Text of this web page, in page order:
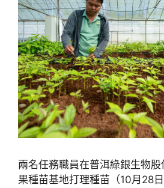
兩名任務職員在普洱綠銀生物
果種苗基地打理種苗（10月28